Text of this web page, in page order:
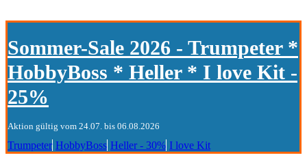
Sommer-Sale 2026 - Trumpeter *
HobbyBoss * Heller * I love Kit -
25%
Aktion gültig vom 24.07. bis 06.08.2026
Trumpeter HobbyBoss Heller - 30% I love Kit